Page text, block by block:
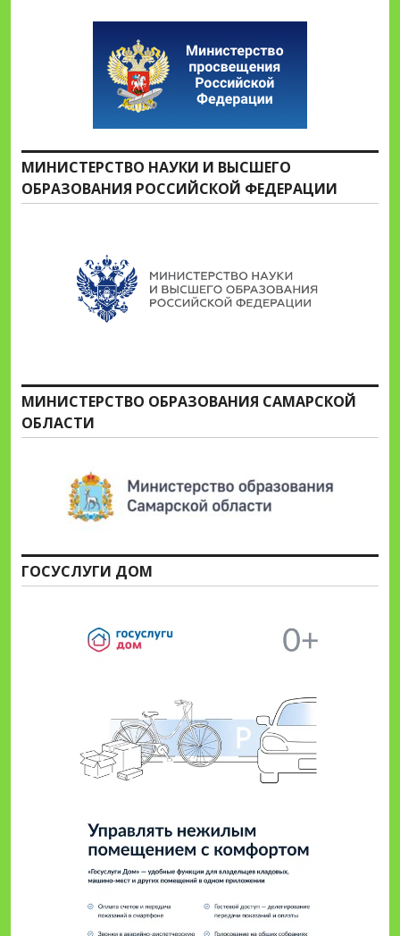
МИНИСТЕРСТВО НАУКИ И ВЫСШЕГО
ОБРАЗОВАНИЯ РОССИЙСКОЙ ФЕДЕРАЦИИ
МИНИСТЕРСТВО ОБРАЗОВАНИЯ САМАРСКОЙ
ОБЛАСТИ
ГОСУСЛУГИ ДОМ